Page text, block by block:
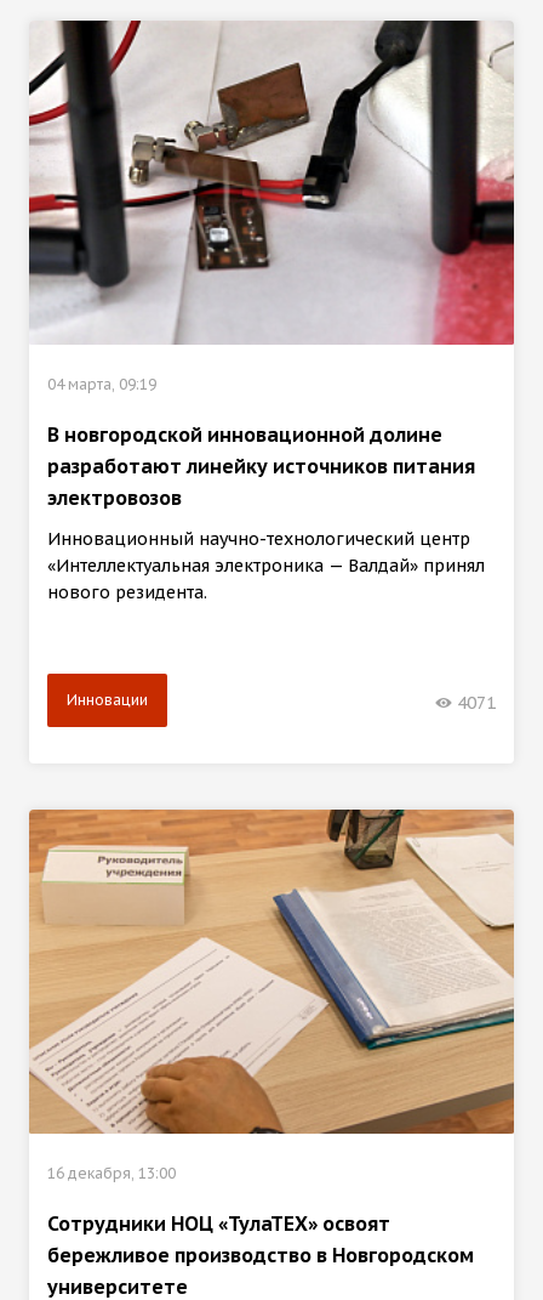
04 марта, 09:19
В новгородской инновационной долине
разработают линейку источников питания
электровозов
Инновационный научно-технологический центр
«Интеллектуальная электроника — Валдай» принял
нового резидента.
Инновации 4071
16 декабря, 13:00
Сотрудники НОЦ «ТулаТЕХ» освоят
бережливое производство в Новгородском
университете